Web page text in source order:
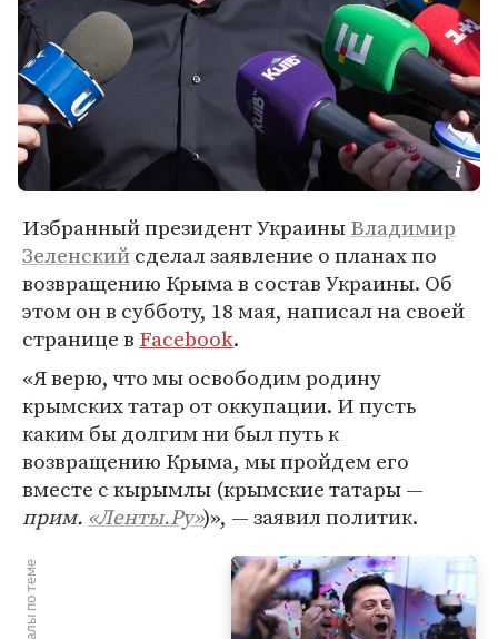
Избранный президент УкраиныВладимир
Зеленскийсделал заявление о планах по
возвращению Крыма в состав Украины. Об
этом он в субботу, 18 мая, написал на своей
странице в Facebook.
«Я верю, что мы освободим родину
крымских татар от оккупации. И пусть
каким бы долгим ни был путь к
возвращению Крыма, мы пройдем его
вместе с кырымлы (крымские татары —
прим. «Ленты.Ру»)», — заявил политик.